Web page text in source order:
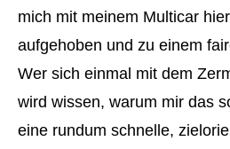
mich mit meinem Multicar
aufgehoben und zu einem
Wer sich einmal mit dem
wird wissen, warum mir das
eine rundum schnelle,